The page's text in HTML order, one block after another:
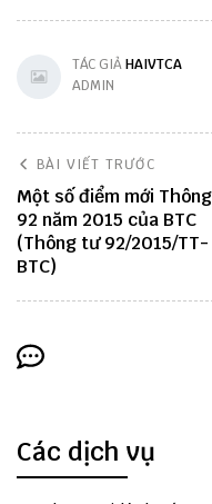
TÁC GIẢHAIVTCA
ADMIN
BÀI VIẾT TRƯỚC
Một số điểm mới
92 năm 2015 của BTC
(Thông tư 92/2015/TT-
BTC)
Các dịch vụ